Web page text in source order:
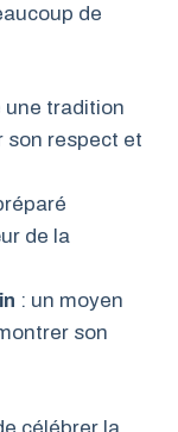
de
une tradition
son respect et
de la
: un moyen
son